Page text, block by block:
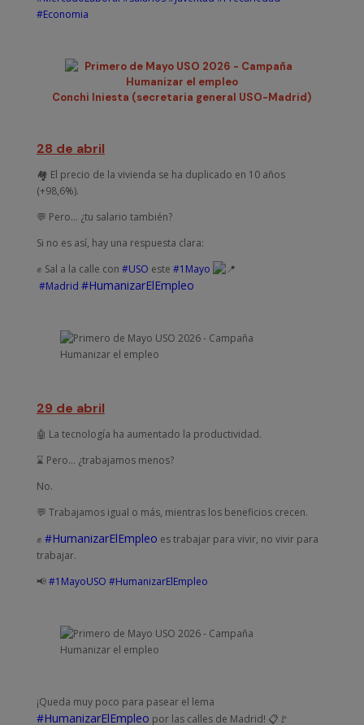
#Economia
Conchi Iniesta (secretaria general USO-Madrid)
28 de abril
🏘️ El precio de la vivienda se ha duplicado en 10 años
(+98,6%).
💬 Pero… ¿tu salario también?
Si no es así, hay una respuesta clara:
✊ Sal a la calle con #USO este #1Mayo
#Madrid #HumanizarElEmpleo
29 de abril
🤖 La tecnología ha aumentado la productividad.
⌛ Pero… ¿trabajamos menos?
No.
💬 Trabajamos igual o más, mientras los beneficios crecen.
✊ #HumanizarElEmpleo es trabajar para vivir, no vivir para
trabajar.
📢#1MayoUSO #HumanizarElEmpleo
¡Queda muy poco para pasear el lema
#HumanizarElEmpleo por las calles de Madrid! 📋🚩